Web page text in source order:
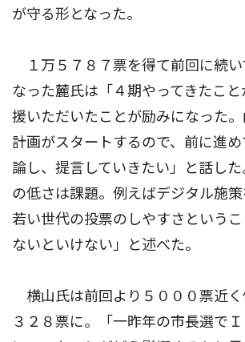
が守る形となった。
１万５７８７票を得て前回に続い
なった麓氏は「４期やってきたこ
援いただいたことが励みになった
計画がスタートするので、前に進
論し、提言していきたい」と話し
の低さは課題。例えばデジタル施策
若い世代の投票のしやすさという
ないといけない」と述べた。
横山氏は前回より５０００票近く
３２８票に。「一昨年の市長選で